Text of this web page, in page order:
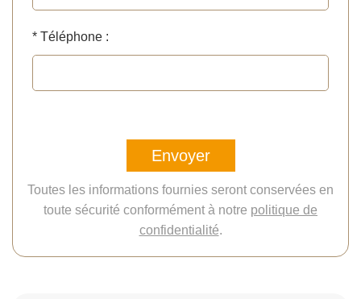
* Téléphone :
Envoyer
Toutes les informations fournies seront conservées en
toute sécurité conformément à notre politique de
confidentialité.